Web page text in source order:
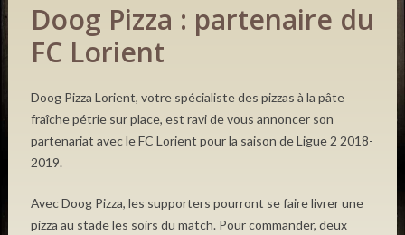
Doog Pizza : partenaire du
FC Lorient
Doog Pizza Lorient, votre spécialiste des pizzas à la pâte
fraîche pétrie sur place, est ravi de vous annoncer son
partenariat avec le FC Lorient pour la saison de Ligue 2 2018-
2019.
Avec Doog Pizza, les supporters pourront se faire livrer une
pizza au stade les soirs du match. Pour commander, deux